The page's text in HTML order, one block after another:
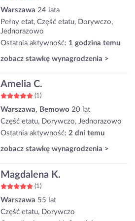
Warszawa 24 lata
Pełny etat, Część etatu, Dorywczo,
Jednorazowo
Ostatnia aktywność: 1 godzina temu
zobacz stawkę wynagrodzenia >
Amelia C.
(1)
Warszawa, Bemowo 20 lat
Część etatu, Dorywczo, Jednorazowo
Ostatnia aktywność: 2 dni temu
zobacz stawkę wynagrodzenia >
Magdalena K.
(1)
Warszawa 55 lat
Część etatu, Dorywczo